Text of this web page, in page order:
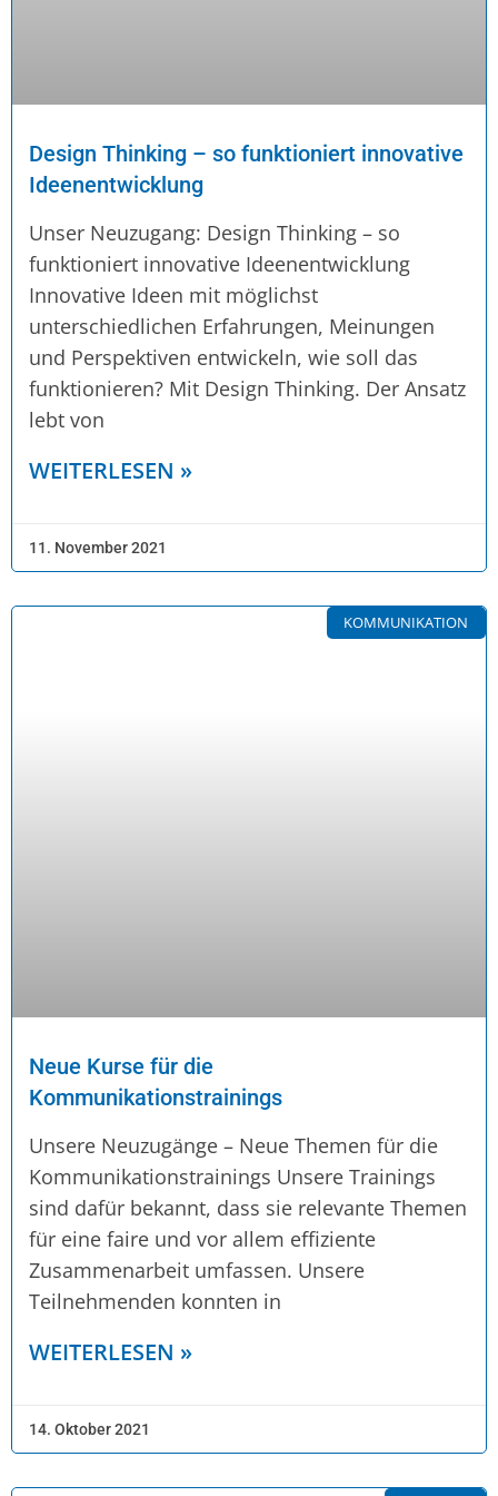
Design Thinking – so funktioniert innovative
Ideenentwicklung
Unser Neuzugang: Design Thinking – so
funktioniert innovative Ideenentwicklung
Innovative Ideen mit möglichst
unterschiedlichen Erfahrungen, Meinungen
und Perspektiven entwickeln, wie soll das
funktionieren? Mit Design Thinking. Der Ansatz
lebt von
WEITERLESEN »
11. November 2021
KOMMUNIKATION
Neue Kurse für die
Kommunikationstrainings
Unsere Neuzugänge – Neue Themen für die
Kommunikationstrainings Unsere Trainings
sind dafür bekannt, dass sie relevante Themen
für eine faire und vor allem effiziente
Zusammenarbeit umfassen. Unsere
Teilnehmenden konnten in
WEITERLESEN »
14. Oktober 2021